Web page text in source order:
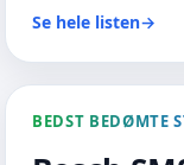
Se hele listen→
BEDST BEDØMTE